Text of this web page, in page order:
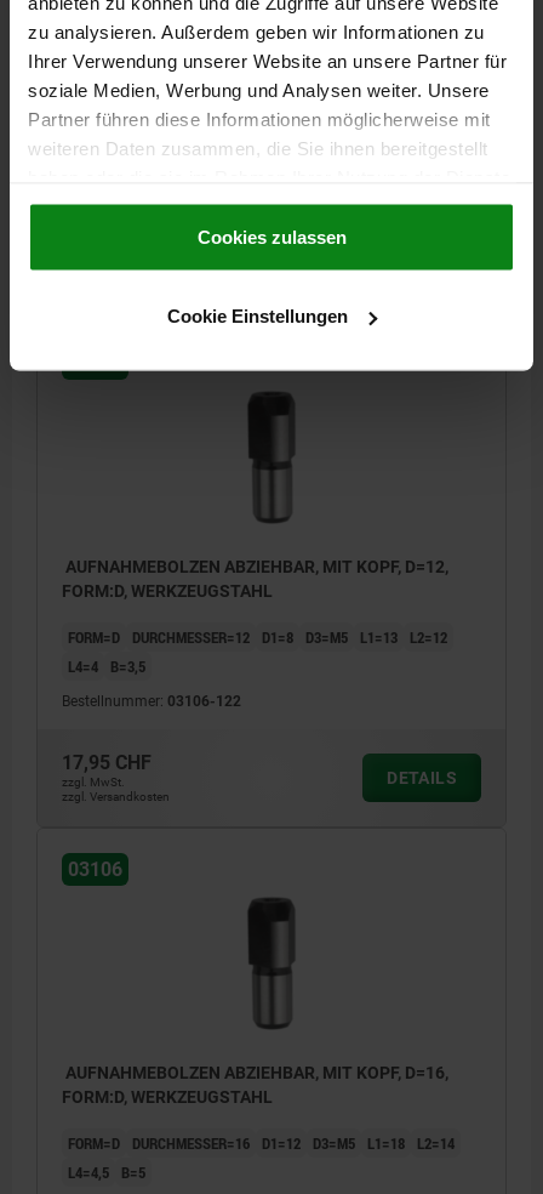
zu analysieren. Außerdem geben wir Informationen zu
Ihrer Verwendung unserer Website an unsere Partner für
soziale Medien, Werbung und Analysen weiter. Unsere
Partner führen diese Informationen möglicherweise mit
weiteren Daten zusammen, die Sie ihnen bereitgestellt
gesammelt haben.Cookie Richtlinien
Datenschutz|AGB
Cookies zulassen
Cookie Einstellungen
AUFNAHMEBOLZEN ABZIEHBAR, MIT KOPF, D=10,
FORM:D, WERKZEUGSTAHL
FORM=D DURCHMESSER=10 D1=7 D3=M3 L1=11
L2=11
L4=3 B=3
DETAILS
AUFNAHMEBOLZEN ABZIEHBAR, MIT KOPF, D=12,
FORM:D, WERKZEUGSTAHL
FORM=D DURCHMESSER=12 D1=8 D3=M5 L1=13
L2=12
L4=4
B=3,5
Bestellnummer: 03106-122
17,95 CHF
zzgl. MwSt.
zzgl. Versandkosten
DETAILS
03106
AUFNAHMEBOLZEN ABZIEHBAR, MIT KOPF, D=16,
FORM:D, WERKZEUGSTAHL
FORM=D DURCHMESSER=16 D1=12 D3=M5 L1=18
L2=14
L4=4,5
B=5